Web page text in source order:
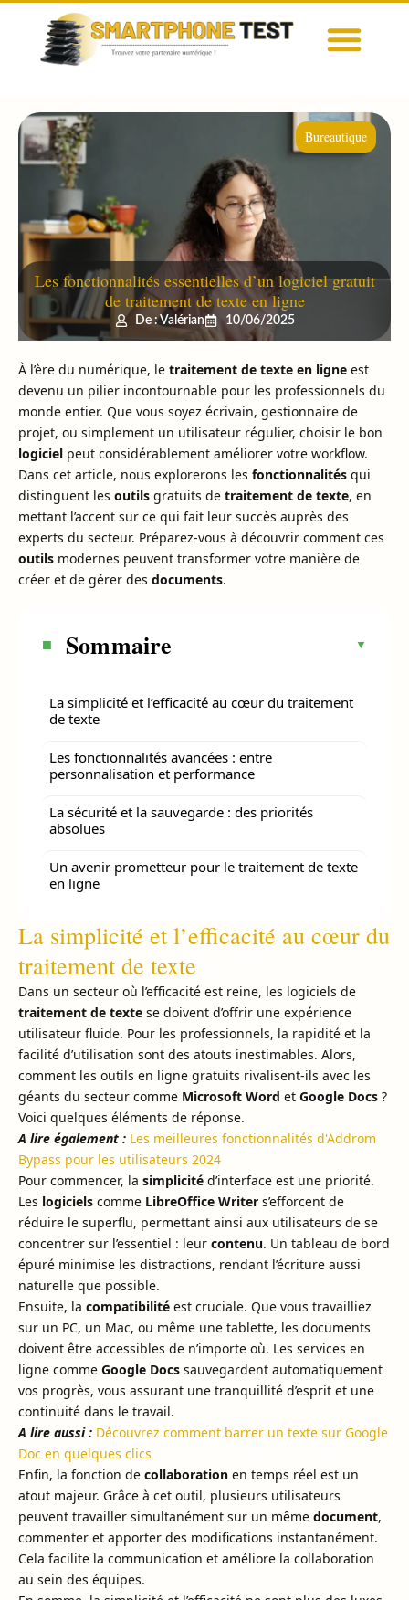
Les fonctionnalités essentielles d’un logiciel gratuit
de traitement de texte en ligne
De : Valérian 10/06/2025
Bureautique
À l’ère du numérique, le traitement de texte en ligne est
devenu un pilier incontournable pour les professionnels du
monde entier. Que vous soyez écrivain, gestionnaire de
projet, ou simplement un utilisateur régulier, choisir le bon
logiciel peut considérablement améliorer votre workflow.
Dans cet article, nous explorerons les fonctionnalités qui
distinguent les outils gratuits de traitement de texte, en
mettant l’accent sur ce qui fait leur succès auprès des
experts du secteur. Préparez-vous à découvrir comment ces
outils modernes peuvent transformer votre manière de
créer et de gérer des documents.
Sommaire
La simplicité et l’efficacité au cœur du traitement
de texte
Les fonctionnalités avancées : entre
personnalisation et performance
La sécurité et la sauvegarde : des priorités
absolues
Un avenir prometteur pour le traitement de texte
en ligne
La simplicité et l’efficacité au cœur du
traitement de texte
Dans un secteur où l’efficacité est reine, les logiciels de
traitement de texte se doivent d’offrir une expérience
utilisateur fluide. Pour les professionnels, la rapidité et la
facilité d’utilisation sont des atouts inestimables. Alors,
comment les outils en ligne gratuits rivalisent-ils avec les
géants du secteur comme Microsoft Word et Google Docs ?
Voici quelques éléments de réponse.
A lire également : Les meilleures fonctionnalités d'Addrom
Bypass pour les utilisateurs 2024
Pour commencer, la simplicité d’interface est une priorité.
Les logiciels comme LibreOffice Writer s’efforcent de
réduire le superflu, permettant ainsi aux utilisateurs de se
concentrer sur l’essentiel : leur contenu. Un tableau de bord
épuré minimise les distractions, rendant l’écriture aussi
naturelle que possible.
Ensuite, la compatibilité est cruciale. Que vous travailliez
sur un PC, un Mac, ou même une tablette, les documents
doivent être accessibles de n’importe où. Les services en
ligne comme Google Docs sauvegardent automatiquement
vos progrès, vous assurant une tranquillité d’esprit et une
continuité dans le travail.
A lire aussi : Découvrez comment barrer un texte sur Google
Doc en quelques clics
Enfin, la fonction de collaboration en temps réel est un
atout majeur. Grâce à cet outil, plusieurs utilisateurs
peuvent travailler simultanément sur un même document,
commenter et apporter des modifications instantanément.
Cela facilite la communication et améliore la collaboration
au sein des équipes.